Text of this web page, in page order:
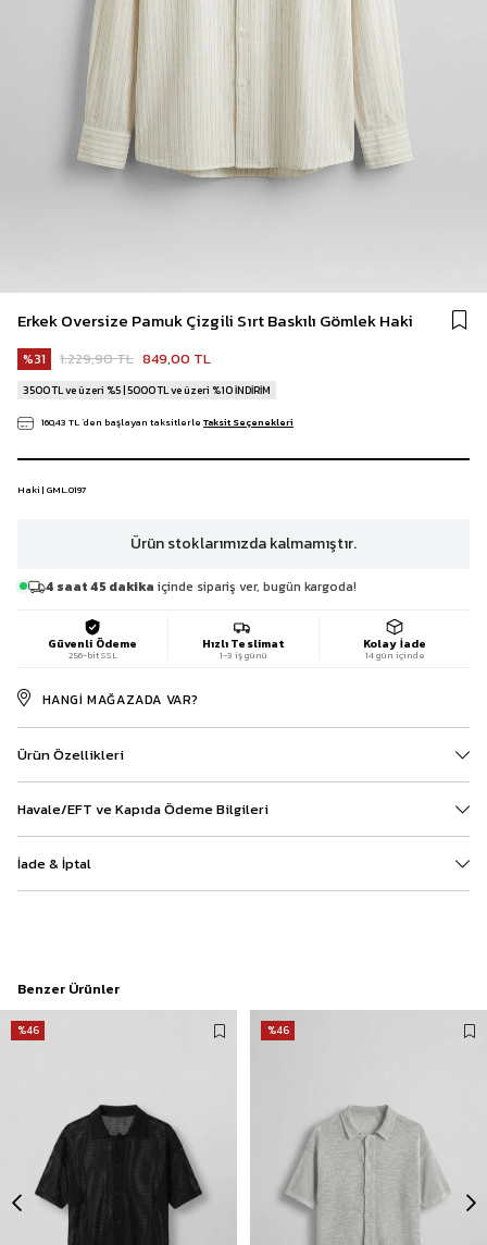
Erkek Oversize Pamuk Çizgili Sırt Baskılı Gömlek Haki
31 1.229,90 TL 849,00 TL
3500 TL ve üzeri %5 | 5000 TL ve üzeri %10 İNDİRİM
160,43 TL`den başlayan taksitlerle Taksit Seçenekleri
Haki | GML.0197
Ürün stoklarımızda kalmamıştır.
4 saat 45 dakika içinde sipariş ver, bugün kargoda!
Güvenli Ödeme
256-bit SSL
Hızlı Teslimat
1-3 iş günü
Kolay İade
14 gün içinde
HANGI MAĞAZADA VAR?
Ürün Özellikleri
Havale/EFT ve Kapıda Ödeme Bilgileri
İade & İptal
Benzer Ürünler
%46 %46